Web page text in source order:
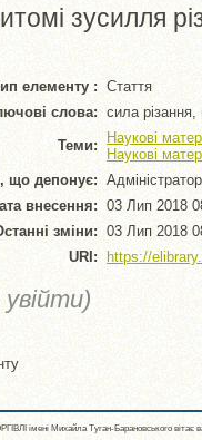
зусилля
елементу : Стаття
слова: сила різання,
Теми:
Наукові
Наукові
що депонує:
внесення: 03 Лип 2018
зміни: 03 Лип 2018
URI:
https://
увійти)
імені Михайла Туган-Барановського вітає